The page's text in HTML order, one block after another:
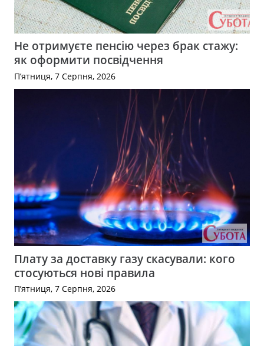
Не отримуєте пенсію через брак стажу:
як оформити посвідчення
П’ятниця, 7 Серпня, 2026
Плату за доставку газу скасували: кого
стосуються нові правила
П’ятниця, 7 Серпня, 2026